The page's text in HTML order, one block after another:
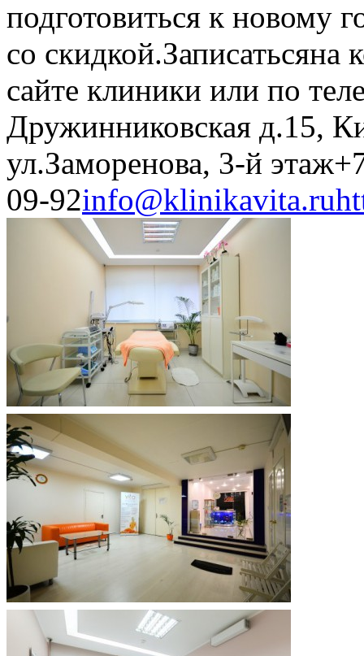
подготовиться к новому
со
сайте клиники или по
Дружинниковская д.15,
ул.Заморенова, 3-й
09-92info@klinikavita.ru